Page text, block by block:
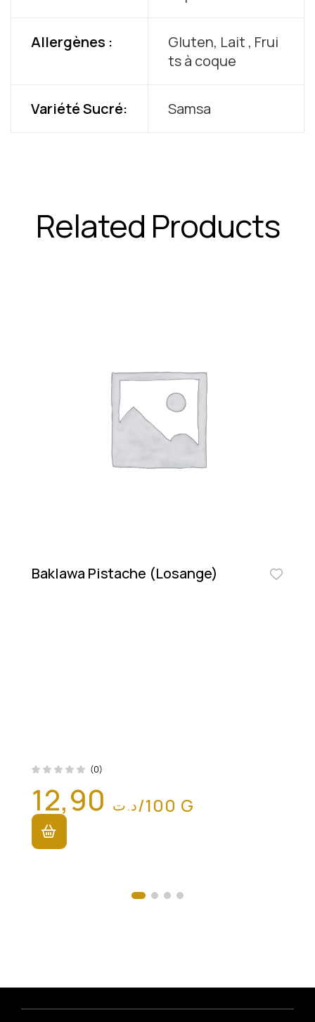
Allergènes :
Gluten, Lait , Frui
ts à coque
Variété Sucré: Samsa
Related Products
Baklawa Pistache (Losange)
(0)
د.ت/100 G